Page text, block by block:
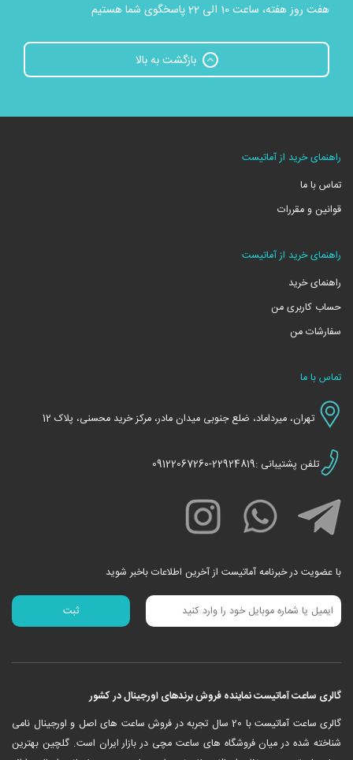
هفت روز هفته، ساعت 10 الی 22 پاسخگوی شما هستیم
بازگشت به بالا
راهنمای خرید از آماتیست
تماس با ما
قوانین و مقررات
راهنمای خرید از آماتیست
راهنمای خرید
حساب کاربری من
سفارشات من
تماس با ما
تهران، میرداماد، ضلع جنوبی میدان مادر، مرکز خرید محسنی، پلاک 12
تلفن پشتیبانی :22924819-09122067260
با عضویت در خبرنامه آماتیست از آخرین اطلاعات باخبر شوید
گالری ساعت آماتیست نماینده فروش برندهای اورجینال در کشور
‎گالری ساعت آماتیست با 20 سال تجربه در فروش ساعت های اصل و اورجینال نامی
شناخته شده در میان فروشگاه های ساعت مچی در بازار ایران است. گلچین بهترین